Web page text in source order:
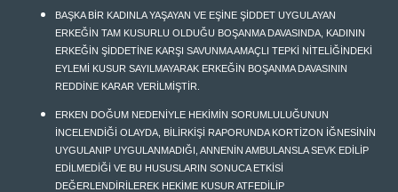
BAŞKA BİR KADINLA YAŞAYAN VE EŞİNE ŞİDDET UYGULAYAN
ERKEĞİN TAM KUSURLU OLDUĞU BOŞANMA DAVASINDA, KADININ
ERKEĞİN ŞİDDETİNE KARŞI SAVUNMA AMAÇLI TEPKİ NİTELİĞİNDEKİ
EYLEMİ KUSUR SAYILMAYARAK ERKEĞİN BOŞANMA DAVASININ
REDDİNE KARAR VERİLMİŞTİR.
ERKEN DOĞUM NEDENİYLE HEKİMİN SORUMLULUĞUNUN
İNCELENDİĞİ OLAYDA, BİLİRKİŞİ RAPORUNDA KORTİZON İĞNESİNİN
UYGULANIP UYGULANMADIĞI, ANNENİN AMBULANSLA SEVK EDİLİP
EDİLMEDİĞİ VE BU HUSUSLARIN SONUCA ETKİSİ
DEĞERLENDİRİLEREK HEKİME KUSUR ATFEDİLİP